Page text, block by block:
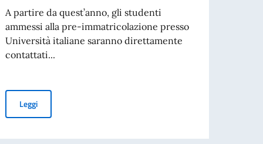
FINALE
Zampini – voce, Tolga During – chitarra
A partire da quest’anno, gli studenti
ammessi alla pre-immatricolazione presso
Università italiane saranno direttamente
contattati...
LeggiISCRIVERSI ALLE UNIVERSITÀ ITALIANE A.A. 2026/2027: